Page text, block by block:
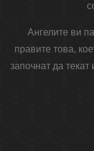
Ангелите ви
правите това,
започнат да